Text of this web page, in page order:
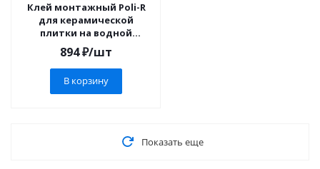
Клей монтажный Poli-R
для керамической
плитки на водной
основе
894₽/шт
В корзину
Показать еще